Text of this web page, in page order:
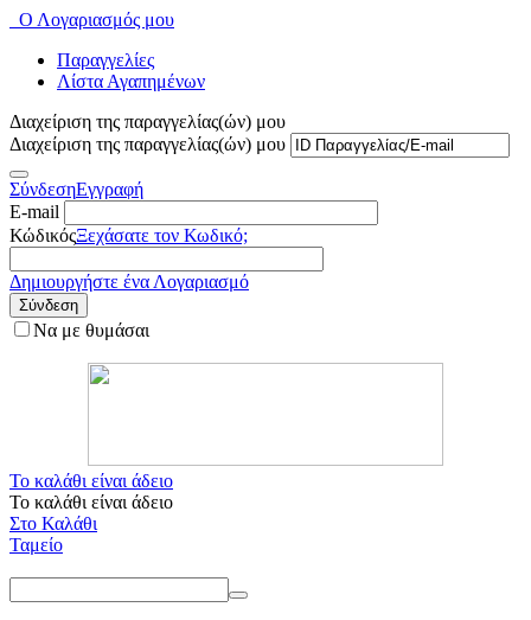
Ο Λογαριασμός μου
Παραγγελίες
Λίστα Αγαπημένων
Διαχείριση της παραγγελίας(ών) μου
Διαχείριση της παραγγελίας(ών) μου
ΣύνδεσηΕγγραφή
E-mail
ΚώδικόςΞεχάσατε τον Κωδικό;
Δημιουργήστε ένα Λογαριασμό
Σύνδεση
Να με θυμάσαι
Το καλάθι είναι άδειο
Το καλάθι είναι άδειο
Στο Καλάθι
Ταμείο